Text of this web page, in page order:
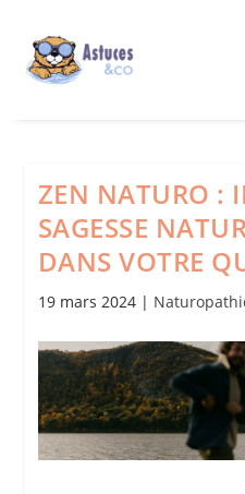
ZEN NATURO :
SAGESSE
DANS VOTRE
19 mars 2024|